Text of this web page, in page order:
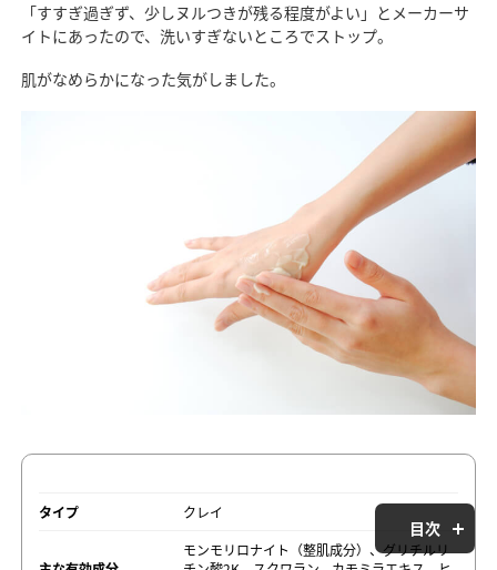
「すすぎ過ぎず、少しヌルつきが残る程度がよい」とメーカーサ
イトにあったので、洗いすぎないところでストップ。
肌がなめらかになった気がしました。
タイプ クレイ
モンモリロナイト（整肌成分）、グリチルリ
目次